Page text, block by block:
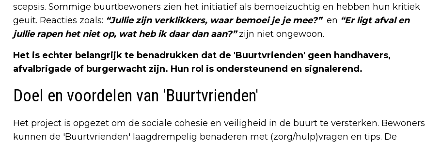
scepsis. Sommige buurtbewoners zien het initiatief als bemoeizuchtig en hebben hun kritiek
geuit. Reacties zoals: “Jullie zijn verklikkers, waar bemoei je je mee?” en “Er ligt afval en
jullie rapen het niet op, wat heb ik daar dan aan?”zijn niet ongewoon.
Het is echter belangrijk te benadrukken dat de 'Buurtvrienden' geen handhavers,
afvalbrigade of burgerwacht zijn. Hun rol is ondersteunend en signalerend.
Doel en voordelen van 'Buurtvrienden'
Het project is opgezet om de sociale cohesie en veiligheid in de buurt te versterken. Bewoners
kunnen de 'Buurtvrienden' laagdrempelig benaderen met (zorg/hulp)vragen en tips. De